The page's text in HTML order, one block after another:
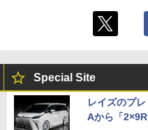
Special Site
レイズのプ
Aから「2×9R